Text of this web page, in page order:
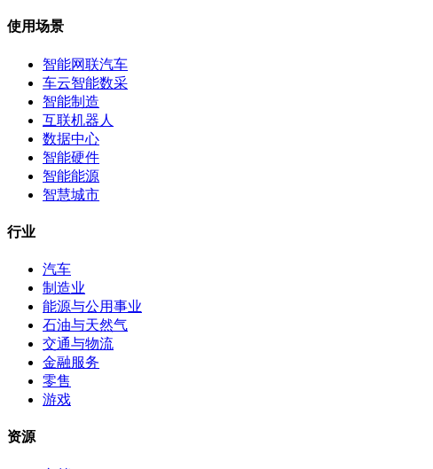
使用场景
智能网联汽车
车云智能数采
智能制造
互联机器人
数据中心
智能硬件
智能能源
智慧城市
行业
汽车
制造业
能源与公用事业
石油与天然气
交通与物流
金融服务
零售
游戏
资源